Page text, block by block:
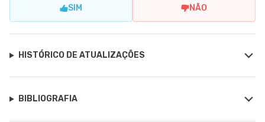
SIM NÃO
HISTÓRICO DE ATUALIZAÇÕES
BIBLIOGRAFIA